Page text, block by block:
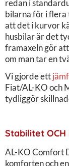
redan i
bilarna för i flera
att det i kurvor
husbilar är det
framaxeln gör
om man tar en
Vi gjorde ett
Fiat/AL-KO och
tydliggör
Stabilitet
AL-KO Comfort
komforten och